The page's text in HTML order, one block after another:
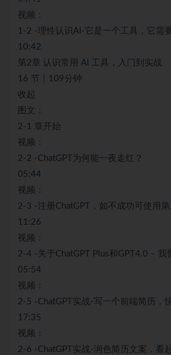
视频：
1-2 -理性认识AI-它是一个工具，它需
10:42
第2章 认识常用 AI 工具，入门到实战
16 节｜109分钟
收起
图文：
2-1 章开始
视频：
2-2 -ChatGPT为何能一夜走红？
05:44
视频：
2-3 -注册ChatGPT，如不成功可使用
11:26
视频：
2-4 -关于ChatGPT Plus和GPT4.0 – 我
05:54
视频：
2-5 -ChatGPT实战-写一个前端简历，
17:35
视频：
2-6 -ChatGPT实战-润色简历文案，看